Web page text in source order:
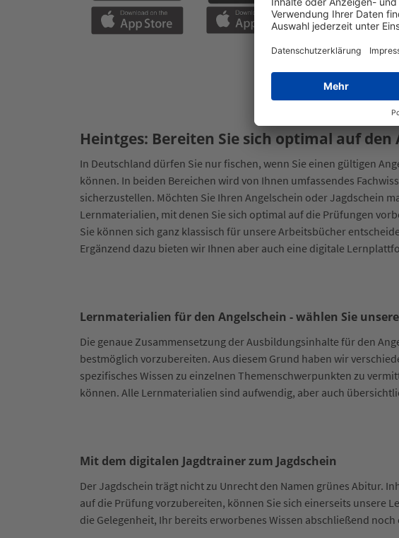
Heintges: Bereiten Sie sich optimal auf den
In Deutschland dürfen Sie nur fischen, wenn Sie einen gültigen
können. In beiden Bereichen wird von Ihnen umfassendes
sicherzustellen. Möchten Sie Ihren Angelschein oder Jagdschein
Lernmaterialien, mit denen Sie sich optimal auf die Prüfungen
Sie können sich ganz klassisch für unsere Arbeitsbücher
Ergänzend dazu bieten wir Ihnen aber auch eine digitale
Lernmaterialien für den Angelschein - wählen Sie
Die genaue Zusammensetzung der Ausbildungsinhalte für den
bestmöglich vorzubereiten. Aus diesem Grund haben wir
spezifisches Wissen zu einzelnen Themenschwerpunkten zu
können. Alle Lernmaterialien sind aufwendig, aber auch
Mit dem digitalen Jagdtrainer zum Jagdschein
Der Jagdschein trägt nicht zu Unrecht den Namen grünes Abitur.
auf die Prüfung vorzubereiten, können Sie sich einerseits unsere
die Gelegenheit, Ihr bereits erworbenes Wissen abschließend noch